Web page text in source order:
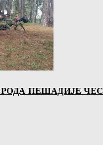
ПЕШАДИЈЕ